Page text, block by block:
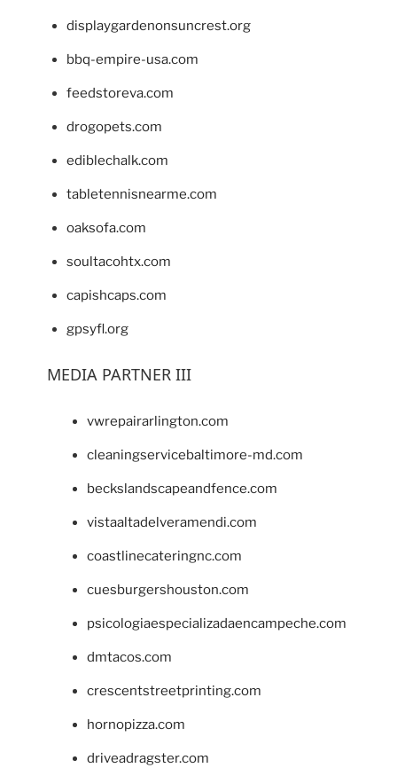
displaygardenonsuncrest.org
bbq-empire-usa.com
feedstoreva.com
drogopets.com
ediblechalk.com
tabletennisnearme.com
oaksofa.com
soultacohtx.com
capishcaps.com
gpsyfl.org
MEDIA PARTNER III
vwrepairarlington.com
cleaningservicebaltimore-md.com
beckslandscapeandfence.com
vistaaltadelveramendi.com
coastlinecateringnc.com
cuesburgershouston.com
psicologiaespecializadaencampeche.com
dmtacos.com
crescentstreetprinting.com
hornopizza.com
driveadragster.com